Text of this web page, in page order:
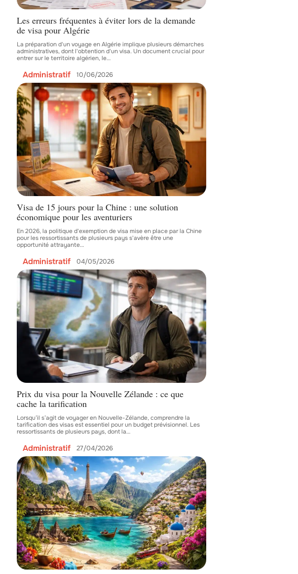
Les erreurs fréquentes à éviter lors de la demande
de visa pour Algérie
La préparation d'un voyage en Algérie implique plusieurs démarches
administratives, dont l'obtention d'un visa. Un document crucial pour
entrer sur le territoire algérien, le…
Administratif 10/06/2026
Visa de 15 jours pour la Chine : une solution
économique pour les aventuriers
En 2026, la politique d'exemption de visa mise en place par la Chine
pour les ressortissants de plusieurs pays s'avère être une
opportunité attrayante…
Administratif 04/05/2026
Prix du visa pour la Nouvelle Zélande : ce que
cache la tarification
Lorsqu’il s’agit de voyager en Nouvelle-Zélande, comprendre la
tarification des visas est essentiel pour un budget prévisionnel. Les
ressortissants de plusieurs pays, dont la…
Administratif 27/04/2026